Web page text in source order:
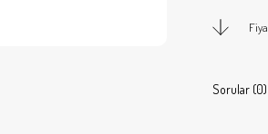
Sorular (0)